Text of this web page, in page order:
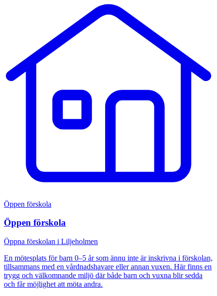
Öppen förskola
Öppen förskola
Öppna förskolan i Liljeholmen
En mötesplats för barn 0–5 år som ännu inte är inskrivna i förskolan,
tillsammans med en vårdnadshavare eller annan vuxen. Här finns en
trygg och välkomnande miljö där både barn och vuxna blir sedda
och får möjlighet att möta andra.